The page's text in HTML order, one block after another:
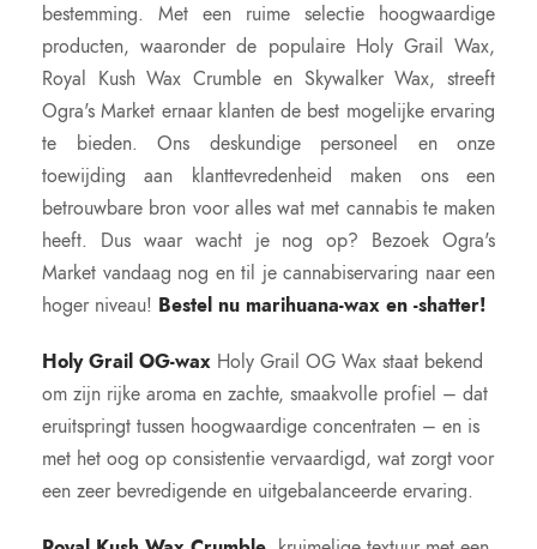
bestemming. Met een ruime selectie hoogwaardige
producten, waaronder de populaire Holy Grail Wax,
Royal Kush Wax Crumble en Skywalker Wax, streeft
Ogra's Market ernaar klanten de best mogelijke ervaring
te bieden. Ons deskundige personeel en onze
toewijding aan klanttevredenheid maken ons een
betrouwbare bron voor alles wat met cannabis te maken
heeft. Dus waar wacht je nog op? Bezoek Ogra's
Market vandaag nog en til je cannabiservaring naar een
hoger niveau! Bestel nu marihuana-wax en -shatter!
Holy Grail OG-wax Holy Grail OG Wax staat bekend
om zijn rijke aroma en zachte, smaakvolle profiel – dat
eruitspringt tussen hoogwaardige concentraten – en is
met het oog op consistentie vervaardigd, wat zorgt voor
een zeer bevredigende en uitgebalanceerde ervaring.